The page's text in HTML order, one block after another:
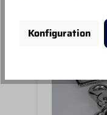
Konfiguration